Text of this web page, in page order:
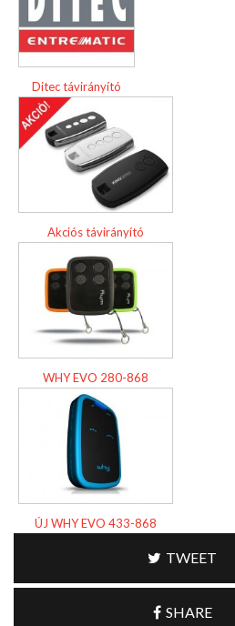
Ditec távirányító
Akciós távirányító
WHY EVO 280-868
ÚJ WHY EVO 433-868
TWEET
SHARE